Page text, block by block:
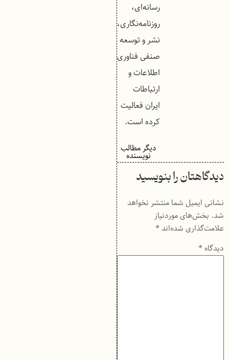
رسانه‌ای،
روزنامه‌نگاری،
نشر و توسعه
صنفی فناوری
اطلاعات و
ارتباطات
ایران فعالیت
کرده است.
دیگر مطالب
نویسنده
دیدگاهتان را بنویسید
نشانی ایمیل شما منتشر نخواهد
شد. بخش‌های موردنیاز
علامت‌گذاری شده‌اند*
دیدگاه*